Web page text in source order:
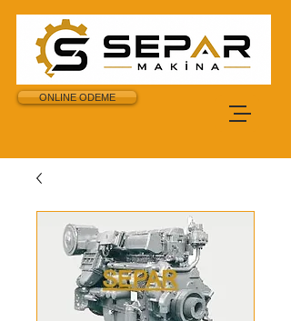
ONLINE ODEME